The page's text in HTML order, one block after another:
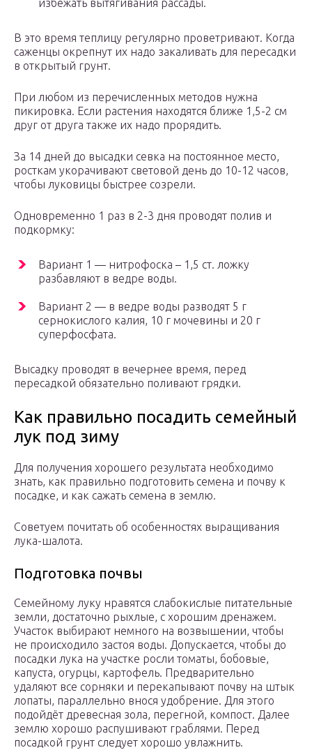
избежать вытягивания рассады.
В это время теплицу регулярно проветривают. Когда
саженцы окрепнут их надо закаливать для пересадки
в открытый грунт.
При любом из перечисленных методов нужна
пикировка. Если растения находятся ближе 1,5-2 см
друг от друга также их надо прорядить.
За 14 дней до высадки севка на постоянное место,
росткам укорачивают световой день до 10-12 часов,
чтобы луковицы быстрее созрели.
Одновременно 1 раз в 2-3 дня проводят полив и
подкормку:
Вариант 1 — нитрофоска – 1,5 ст. ложку
разбавляют в ведре воды.
Вариант 2 — в ведре воды разводят 5 г
сернокислого калия, 10 г мочевины и 20 г
суперфосфата.
Высадку проводят в вечернее время, перед
пересадкой обязательно поливают грядки.
Как правильно посадить семейный
лук под зиму
Для получения хорошего результата необходимо
знать, как правильно подготовить семена и почву к
посадке, и как сажать семена в землю.
Советуем почитать об особенностях выращивания
лука-шалота.
Подготовка почвы
Семейному луку нравятся слабокислые питательные
земли, достаточно рыхлые, с хорошим дренажем.
Участок выбирают немного на возвышении, чтобы
не происходило застоя воды. Допускается, чтобы до
посадки лука на участке росли томаты, бобовые,
капуста, огурцы, картофель. Предварительно
удаляют все сорняки и перекапывают почву на штык
лопаты, параллельно внося удобрение. Для этого
подойдёт древесная зола, перегной, компост. Далее
землю хорошо распушивают граблями. Перед
посадкой грунт следует хорошо увлажнить.